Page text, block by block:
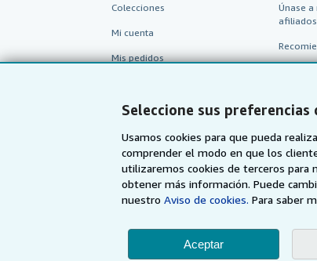
Seleccione sus preferencias
Usamos cookies para que pueda
comprender el modo en que los
utilizaremos cookies de terceros para
obtener más información. Puede
nuestroAviso de cookies. Para saber
Aceptar
Colecciones
Mi cuenta
Mis pedidos
Únase
afiliados